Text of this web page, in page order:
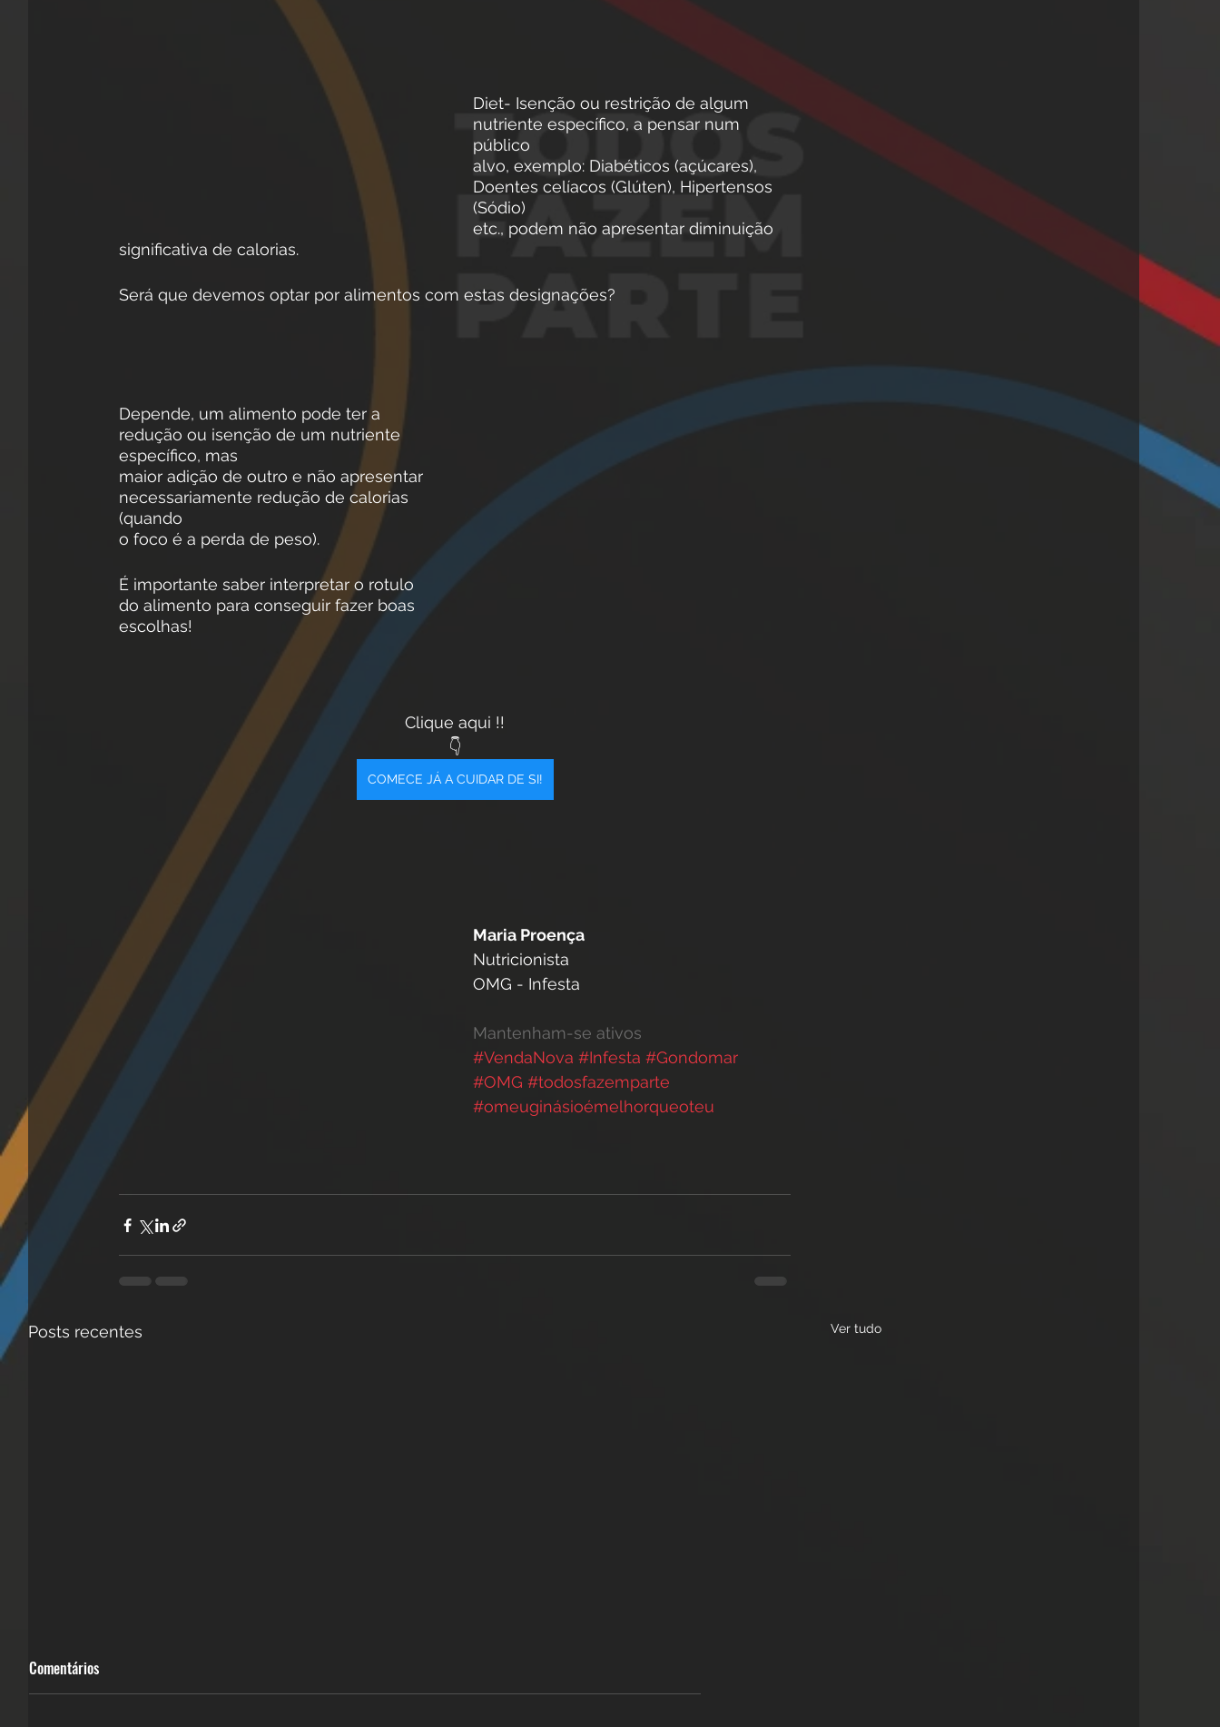
Diet- Isenção ou restrição de algum
nutriente específico, a pensar num
público
alvo, exemplo: Diabéticos (açúcares),
Doentes celíacos (Glúten), Hipertensos
(Sódio)
etc., podem não apresentar diminuição
significativa de calorias.
Será que devemos optar por alimentos com estas designações?
Depende, um alimento pode ter a
redução ou isenção de um nutriente
específico, mas
maior adição de outro e não apresentar
necessariamente redução de calorias
(quando
o foco é a perda de peso).
É importante saber interpretar o rotulo
do alimento para conseguir fazer boas
escolhas!
Clique aqui !!
👇
COMECE JÁ A CUIDAR DE SI!
Maria Proença
Nutricionista
OMG - Infesta
Mantenham-se ativos
#VendaNova #Infesta #Gondomar
#OMG #todosfazemparte
#omeuginásioémelhorqueoteu
Posts recentes Ver tudo
Comentários